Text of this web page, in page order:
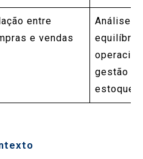
entre
e vendas
Análise
equilíbrio
gestão de
estoque